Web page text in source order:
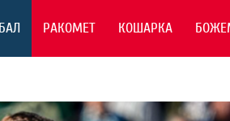
РАКОМЕТ КОШАРКА